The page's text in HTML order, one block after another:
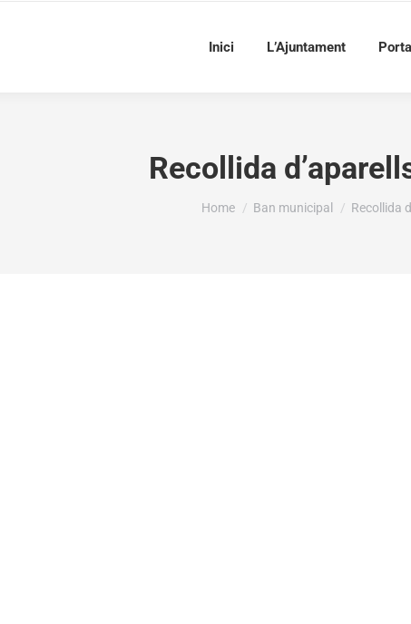
Inici L’Ajuntament
Recollida
You are here:
Home Ban municipal Recollida